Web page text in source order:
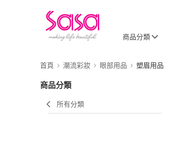
商品分類
首頁 潮流彩妝 眼部用品 塑眉用品
商品分類
所有分類